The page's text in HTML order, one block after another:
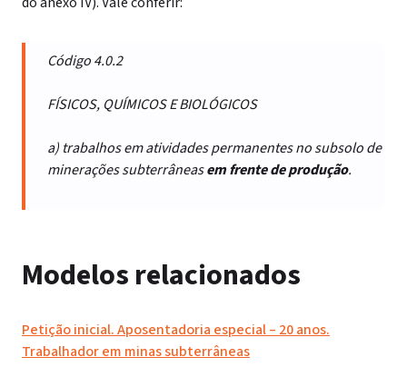
Código 4.0.2
FÍSICOS, QUÍMICOS E BIOLÓGICOS
a) trabalhos em atividades permanentes no subsolo de
minerações subterrâneasem frente de produção.
Modelos relacionados
Petição inicial. Aposentadoria especial – 20 anos.
Trabalhador em minas subterrâneas